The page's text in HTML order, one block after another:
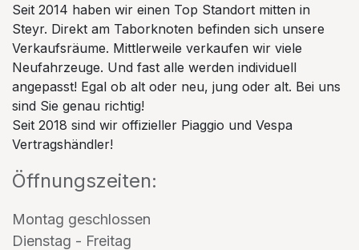
Seit 2014 haben wir einen Top Standort mitten in
Steyr. Direkt am Taborknoten befinden sich unsere
Verkaufsräume. Mittlerweile verkaufen wir viele
Neufahrzeuge. Und fast alle werden individuell
angepasst! Egal ob alt oder neu, jung oder alt. Bei uns
sind Sie genau richtig!
Seit 2018 sind wir offizieller Piaggio und Vespa
Vertragshändler!
Öffnungszeiten:
Montag geschlossen
Dienstag - Freitag